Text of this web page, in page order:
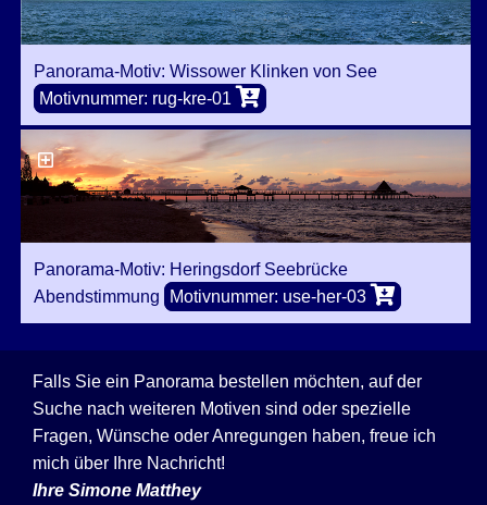
Panorama-Motiv: Wissower Klinken von See
Motivnummer: rug-kre-01
Panorama-Motiv: Heringsdorf Seebrücke
Abendstimmung
Motivnummer: use-her-03
Falls Sie ein Panorama bestellen möchten, auf der
Suche nach weiteren Motiven sind oder spezielle
Fragen, Wünsche oder Anregungen haben, freue ich
mich über Ihre Nachricht!
Ihre Simone Matthey